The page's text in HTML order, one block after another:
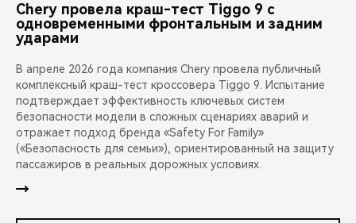
Chery провела краш-тест Tiggo 9 с
одновременными фронтальным и задним
ударами
В апреле 2026 года компания Chery провела публичный
комплексный краш-тест кроссовера Tiggo 9. Испытание
подтверждает эффективность ключевых систем
безопасности модели в сложных сценариях аварий и
отражает подход бренда «Safety For Family»
(«Безопасность для семьи»), ориентированный на защиту
пассажиров в реальных дорожных условиях.